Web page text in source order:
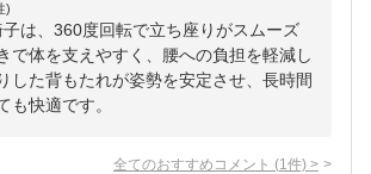
)
は、360度回転で立ち座りがスムーズ
で体を支えやすく、腰への負担を軽減し
した背もたれが姿勢を安定させ、長時間
も快適です。
全てのおすすめコメント (1 件) >